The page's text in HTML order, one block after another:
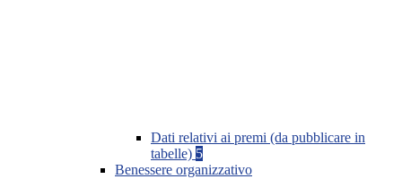
Dati relativi ai premi (da pubblicare in
tabelle) 5
Benessere organizzativo